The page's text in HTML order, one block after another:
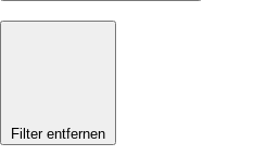
Filter entfernen